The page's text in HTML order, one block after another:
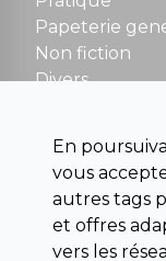
contact@la-
Papeterie
Non fiction
Divers
Para scolaire
Histoire
Pochoteque
Pleiade
En
vous
autres tags
et offres
vers les